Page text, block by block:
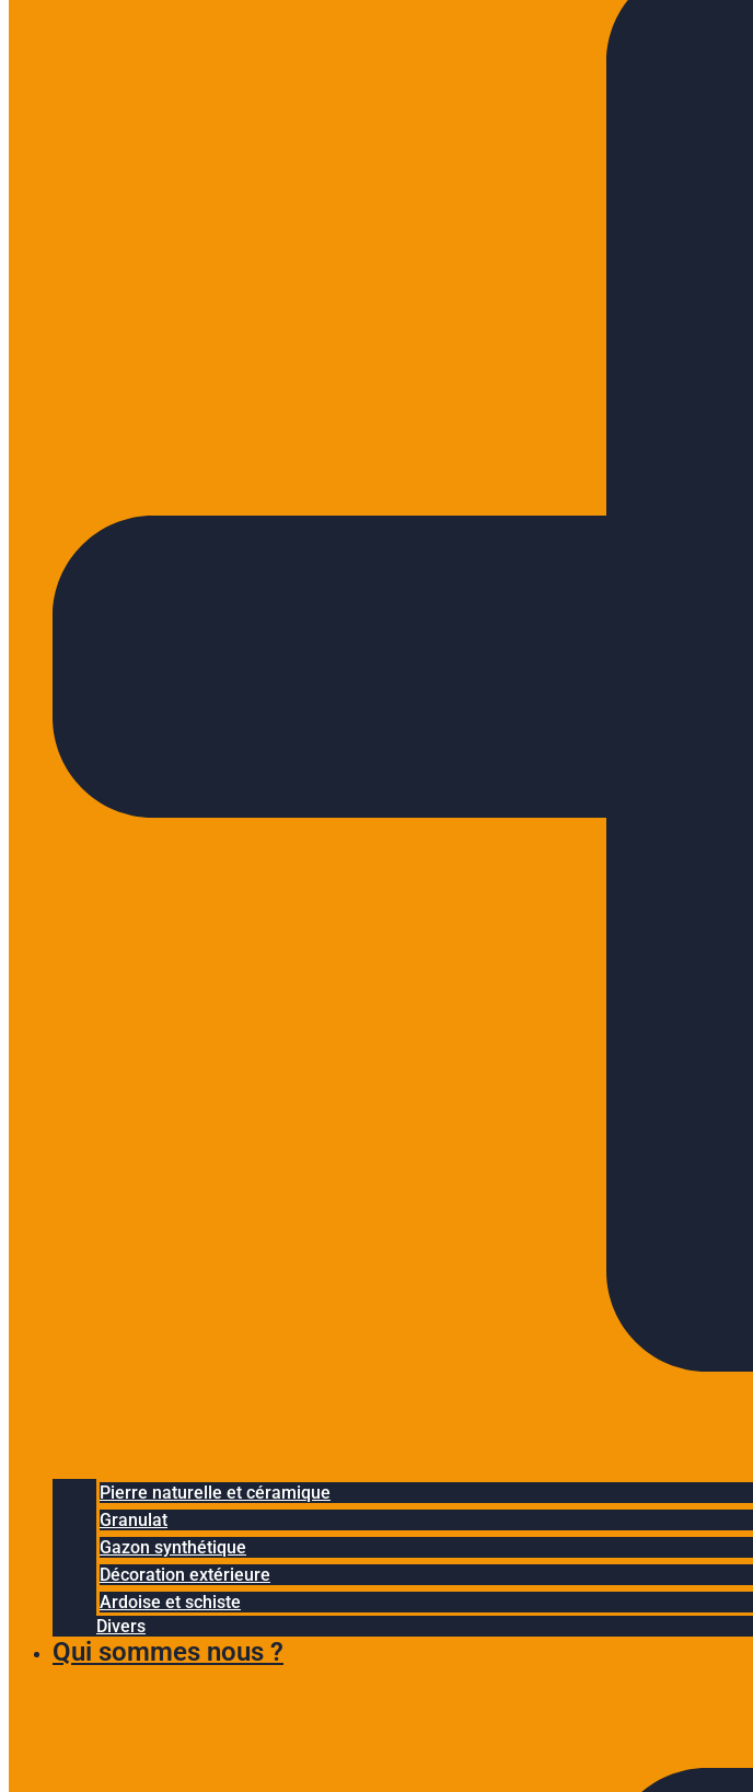
Pierre naturelle et céramique
Granulat
Gazon synthétique
Décoration extérieure
Ardoise et schiste
Divers
Qui sommes nous ?